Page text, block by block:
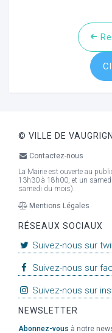
© VILLE DE
Contactez-nous
La Mairie est ouverte au
13h30 à 18h00, et un
samedi du mois).
Mentions Légales
RÉSEAUX SOCIAUX
Suivez-nous sur
Suivez-nous sur
Suivez-nous sur
NEWSLETTER
Abonnez-vous à notre